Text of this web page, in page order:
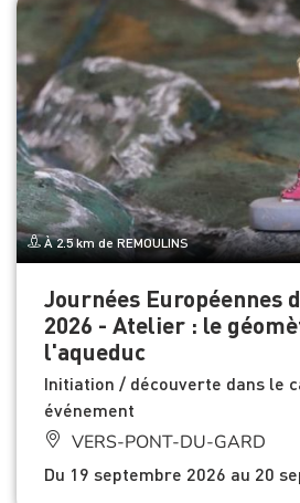
À 2.5 km de REMOULINS
Journées Européennes
2026 - Atelier : le
l'aqueduc
Initiation / découverte dans le
événement
VERS-PONT-DU-GARD
Du 19 septembre 2026 au 20